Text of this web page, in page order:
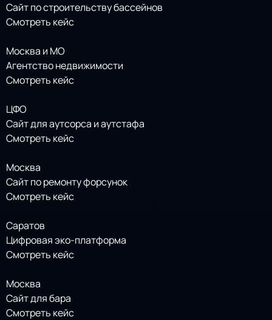
Сайт по строительству бассейнов
Смотреть кейс
Москва и МО
Агентство недвижимости
Смотреть кейс
ЦФО
Сайт для аутсорса и аутстафа
Смотреть кейс
Москва
Сайт по ремонту форсунок
Смотреть кейс
Саратов
Цифровая эко-платформа
Смотреть кейс
Москва
Сайт для бара
Смотреть кейс